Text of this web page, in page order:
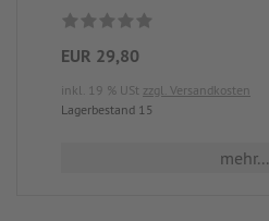
EUR 29,80
inkl. 19 % USt zzgl. Versandkosten
Lagerbestand 15
mehr...